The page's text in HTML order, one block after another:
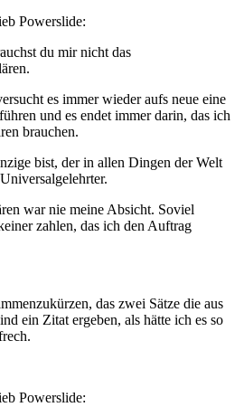
Powerslide:
du mir nicht das
es immer wieder aufs neue eine
und es endet immer darin, das ich
brauchen.
bist, der in allen Dingen der Welt
war nie meine Absicht. Soviel
zahlen, das ich den Auftrag
das zwei Sätze die aus
ein Zitat ergeben, als hätte ich es so
Powerslide: